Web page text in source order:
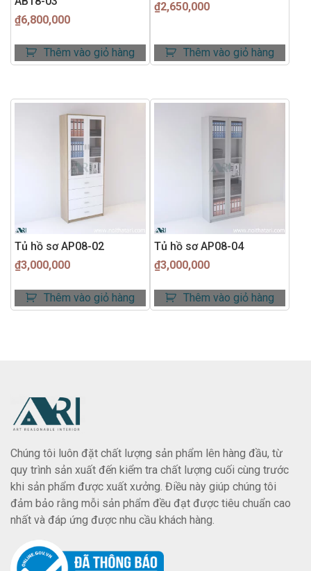
₫6,800,000
Thêm vào giỏ hàng
₫2,650,000
Thêm vào giỏ hàng
Tủ hồ sơ AP08-02
₫3,000,000
Thêm vào giỏ hàng
Tủ hồ sơ AP08-04
₫3,000,000
Thêm vào giỏ hàng
Chúng tôi luôn đặt chất lượng sản phẩm lên hàng đầu, từ
quy trình sản xuất đến kiểm tra chất lượng cuối cùng trước
khi sản phẩm được xuất xưởng. Điều này giúp chúng tôi
đảm bảo rằng mỗi sản phẩm đều đạt được tiêu chuẩn cao
nhất và đáp ứng được nhu cầu khách hàng.